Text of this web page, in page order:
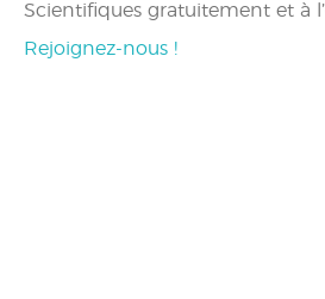
Scientifiques gratuitement et à
Rejoignez-nous !